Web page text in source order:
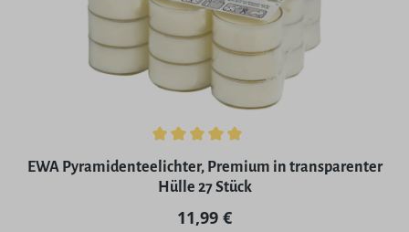
Durchschnittliche Bewertung von 5 von 5 Sternen
EWA Pyramidenteelichter, Premium in transparenter
Hülle 27 Stück
Regulärer Preis:
11,99 €